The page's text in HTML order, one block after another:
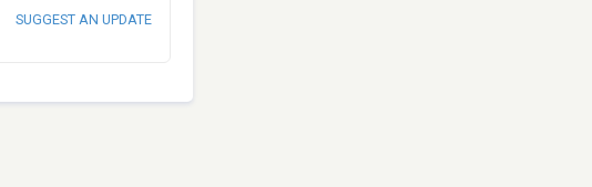
SUGGEST AN UPDATE